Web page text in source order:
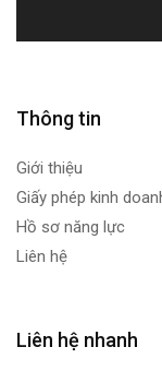
Thông tin
Giới thiệu
Giấy phép kinh
Hồ sơ năng lực
Liên hệ
Liên hệ nhanh